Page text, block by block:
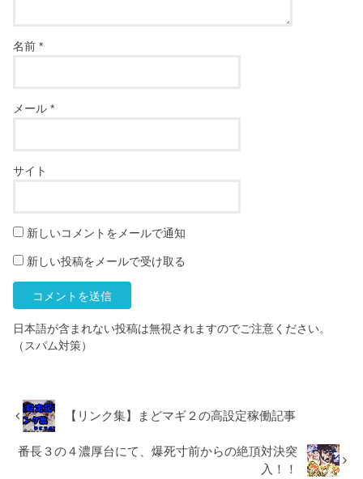
名前*
メール*
サイト
新しいコメントをメールで通知
新しい投稿をメールで受け取る
日本語が含まれない投稿は無視されますのでご注意ください。
（スパム対策）
【リンク集】まどマギ２の高設定稼働記事
番長３の４濃厚台にて、爆死寸前からの絶頂対決突
入！！